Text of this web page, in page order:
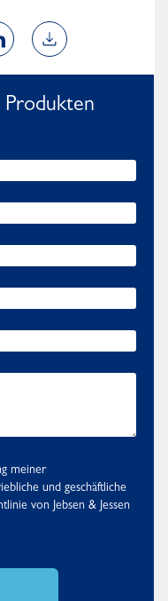
Produkten
meiner
und geschäftliche
von Jebsen & Jessen